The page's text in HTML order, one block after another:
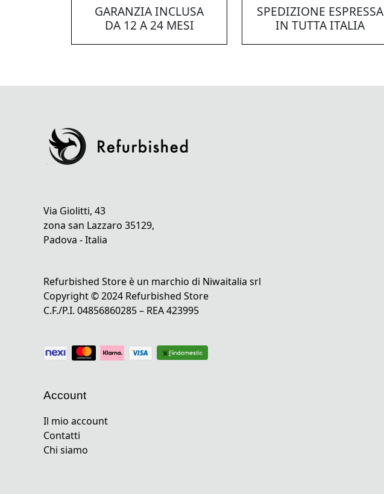
GARANZIA INCLUSA
DA 12 A 24 MESI
SPEDIZIONE ESPRESSA
IN TUTTA ITALIA
Via Giolitti, 43
zona san Lazzaro 35129,
Padova - Italia
Refurbished Store è un marchio di Niwaitalia srl
Copyright © 2024 Refurbished Store
C.F./P.I. 04856860285 – REA 423995
Account
Il mio account
Contatti
Chi siamo